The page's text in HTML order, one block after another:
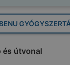
és útvonal